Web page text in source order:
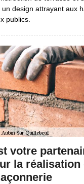
design attrayant aux
publics.
votre
la réalisation